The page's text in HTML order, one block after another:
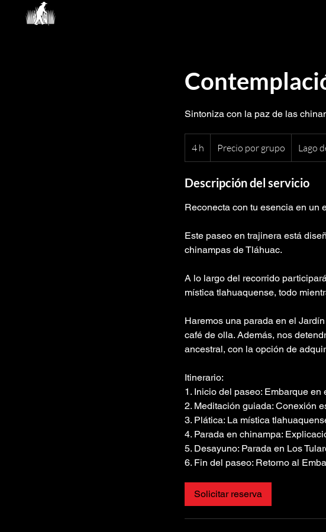
Sintoniza con la paz de las
4 h
por
grupoPrecio por grupo Lago
Descripción del servicio
Reconecta con tu esencia en un
Este paseo en trajinera está
chinampas de Tláhuac.
A lo largo del recorrido
mística tlahuaquense, todo
Haremos una parada en el
café de olla. Además, nos
ancestral, con la opción de
Itinerario:
1. Inicio del paseo: Embarque
2. Meditación guiada: Conexión
3. Plática: La mística
4. Parada en chinampa:
5. Desayuno: Parada en Los
6. Fin del paseo: Retorno al
Solicitar reserva